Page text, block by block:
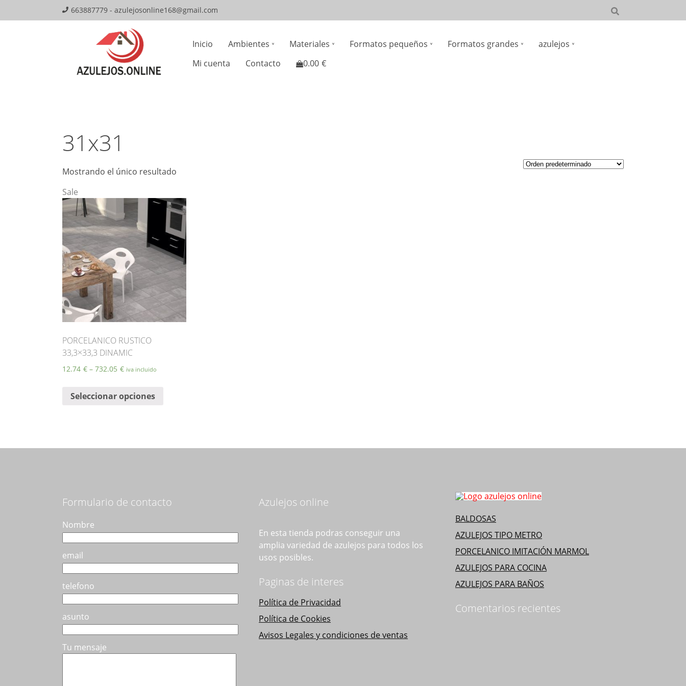
to
663887779 - azulejosonline168@gmail.com
Navigation
Inicio Ambientes Materiales Formatos pequeños Formatos grandes
azulejos
Mi cuenta
Contacto 0.00 €
31x31
Mostrando el único resultado
Sale
PORCELANICO RUSTICO
33,3×33,3 DINAMIC
12.74 € – 732.05 € iva incluido
Seleccionar opciones
Las
en
página
de
Formulario de contacto
Nombre
email
telefono
asunto
Tu mensaje
Azulejos online
En esta tienda podras conseguir una
amplia variedad de azulejos para todos los
usos posibles.
Paginas de interes
Política de Privacidad
Política de Cookies
Avisos Legales y condiciones de ventas
BALDOSAS
AZULEJOS TIPO METRO
PORCELANICO IMITACIÓN MARMOL
AZULEJOS PARA COCINA
AZULEJOS PARA BAÑOS
Comentarios recientes